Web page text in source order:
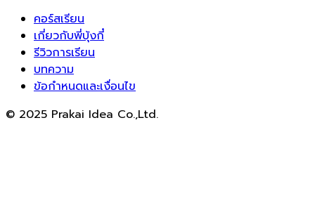
คอร์สเรียน
เกี่ยวกับพี่บุ้งกี๋
รีวิวการเรียน
บทความ
ข้อกำหนดและเงื่อนไข
© 2025 Prakai Idea Co.,Ltd.